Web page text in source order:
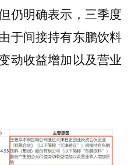
仍明确表示，三季度
于间接持有东鹏饮料
动收益增加以及营业